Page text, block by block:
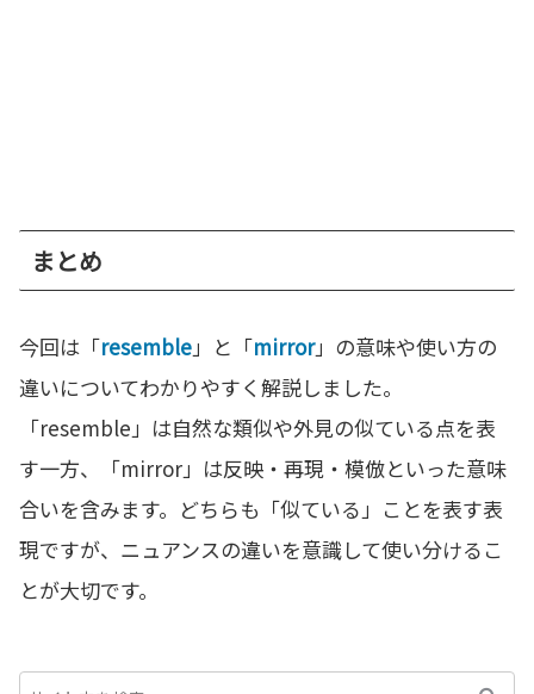
まとめ
今回は「resemble」と「mirror」の意味や使い方の
違いについてわかりやすく解説しました。
「resemble」は自然な類似や外見の似ている点を表
す一方、「mirror」は反映・再現・模倣といった意味
合いを含みます。どちらも「似ている」ことを表す表
現ですが、ニュアンスの違いを意識して使い分けるこ
とが大切です。